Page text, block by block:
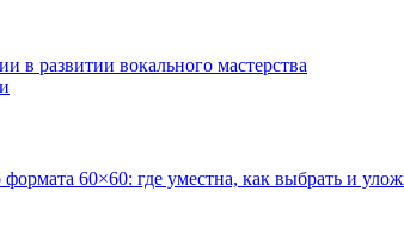
в развитии вокального мастерства
60×60: где уместна, как выбрать и